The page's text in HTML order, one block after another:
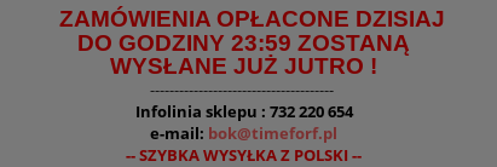
ZAMÓWIENIA OPŁACONE DZISIAJ
DO GODZINY 23:59 ZOSTANĄ
WYSŁANE JUŻ JUTRO !
--------------------------------------
Infolinia sklepu : 732 220 654
e-mail: bok@timeforf.pl
-- SZYBKA WYSYŁKA Z POLSKI --